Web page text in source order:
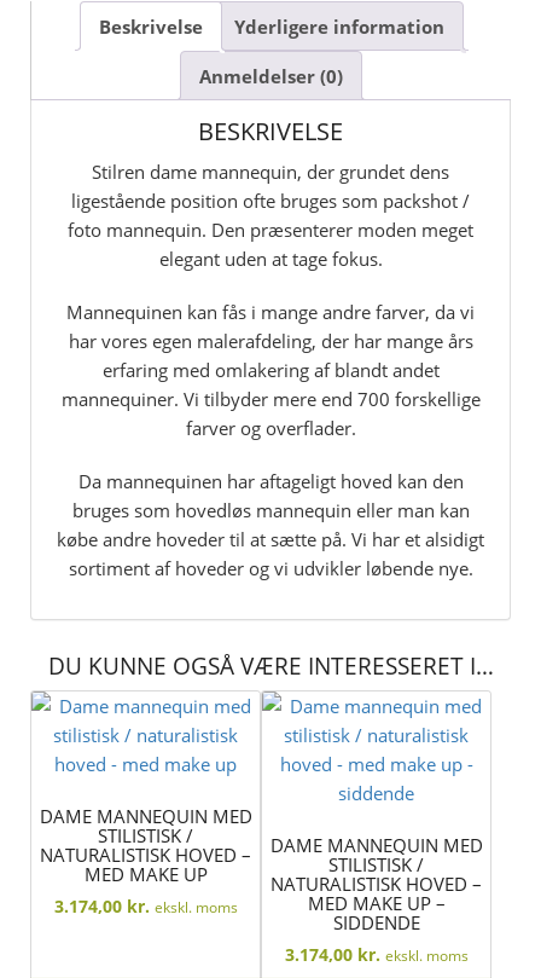
up
-
ligestående
Beskrivelse Yderligere information
Anmeldelser (0)
BESKRIVELSE
Stilren dame mannequin, der grundet dens
ligestående position ofte bruges som packshot /
foto mannequin. Den præsenterer moden meget
elegant uden at tage fokus.
Mannequinen kan fås i mange andre farver, da vi
har vores egen malerafdeling, der har mange års
erfaring med omlakering af blandt andet
mannequiner. Vi tilbyder mere end 700 forskellige
farver og overflader.
Da mannequinen har aftageligt hoved kan den
bruges som hovedløs mannequin eller man kan
købe andre hoveder til at sætte på. Vi har et alsidigt
sortiment af hoveder og vi udvikler løbende nye.
DU KUNNE OGSÅ VÆRE INTERESSERET I…
DAME MANNEQUIN MED
STILISTISK /
NATURALISTISK HOVED –
MED MAKE UP
3.174,00 kr. ekskl. moms
DAME MANNEQUIN MED
STILISTISK /
NATURALISTISK HOVED –
MED MAKE UP –
SIDDENDE
3.174,00 kr. ekskl. moms